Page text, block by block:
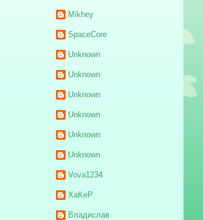
Mikhey
SpaceCore
Unknown
Unknown
Unknown
Unknown
Unknown
Unknown
Vova1234
XaKeP
Владислав